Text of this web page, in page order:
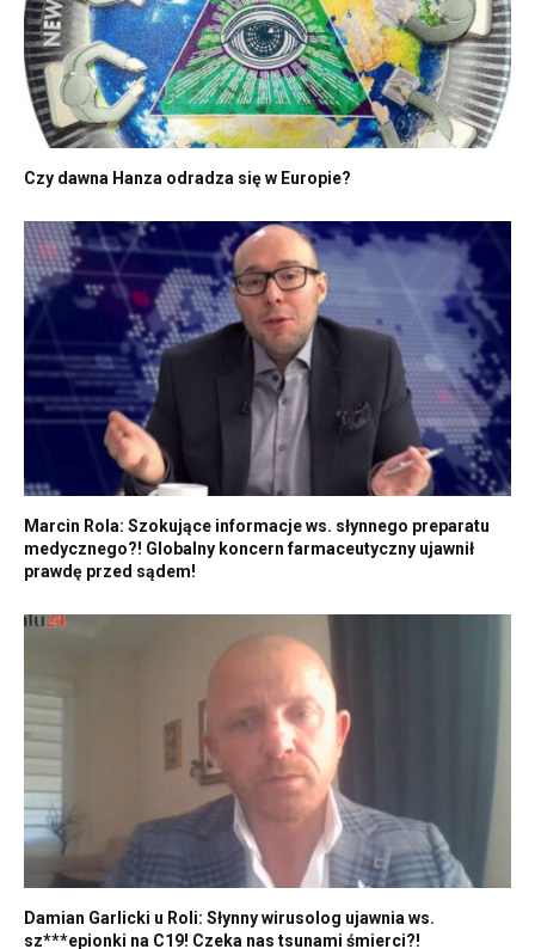
Czy dawna Hanza odradza się w Europie?
Marcin Rola: Szokujące informacje ws. słynnego preparatu
medycznego?! Globalny koncern farmaceutyczny ujawnił
prawdę przed sądem!
Damian Garlicki u Roli: Słynny wirusolog ujawnia ws.
sz***epionki na C19! Czeka nas tsunami śmierci?!